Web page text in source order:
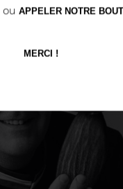
ou APPELER NOTRE
MERCI !